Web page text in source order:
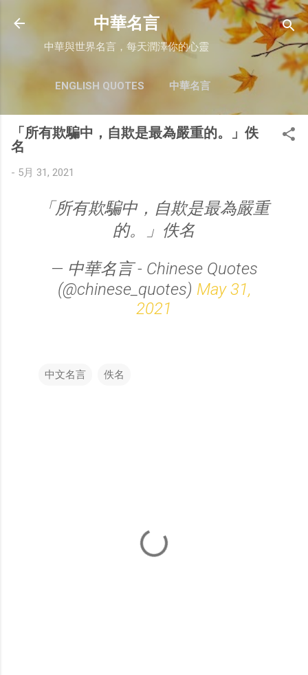
跳至主要內容
中華名言
中華與世界名言，每天潤澤你的心靈
ENGLISH QUOTES 中華名言
「所有欺騙中，自欺是最為嚴重的。」佚
名
- 5月 31, 2021
「所有欺騙中，自欺是最為嚴重
的。」佚名
— 中華名言 - Chinese Quotes
(@chinese_quotes) May 31,
2021
中文名言 佚名